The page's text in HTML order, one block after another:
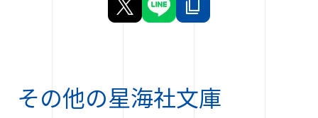
その他の星海社文庫